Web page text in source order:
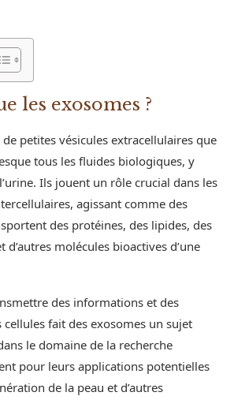
les exosomes ?
petites vésicules extracellulaires que
tous les fluides biologiques, y
Ils jouent un rôle crucial dans les
agissant comme des
des protéines, des lipides, des
d’autres molécules bioactives d’une
des informations et des
fait des exosomes un sujet
le domaine de la recherche
pour leurs applications potentielles
de la peau et d’autres